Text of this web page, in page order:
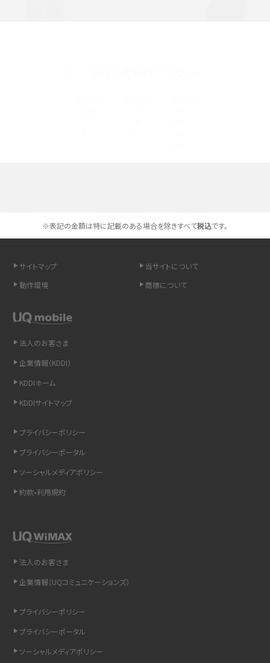
LINEの通知がこない時の原因と対処法9選！設定の確認手順も解説
非通知設定とは？184で電話をかける方法やiPhone・Androidの設定を解説
iCloudの使用容量を減らす9つの方法！使用状況の確認手順も紹介
リプライ機能とは？LINE、X（旧Twitter）、Instagram、TikTokで送る方法を解説
インスタのDMの送り方は？便利機能の使い方や注意点をわかりやすく解説
LINEで送信取り消しをする方法は？相手に知られるのか、削除との違いも紹介
詳しく解説
Wi-Fiを快適に使うための速度はどれくらい？用途別の目安・回線ごとの平均を
紹介
LINEの着信音や通知音の設定・変更方法を解説！鳴らない場合の対処法も紹介
着信拒否とは？設定方法やブロックした番号の確認方法を解説
※表記の金額は特に記載のある場合を除きすべて税込です。
サイトマップ
当サイトについて
動作環境
商標について
法人のお客さま
企業情報（KDDI）
KDDIホーム
KDDIサイトマップ
プライバシーポリシー
プライバシーポータル
ソーシャルメディアポリシー
約款•利用規約
法人のお客さま
企業情報（UQコミュニケーションズ）
プライバシーポリシー
プライバシーポータル
ソーシャルメディアポリシー